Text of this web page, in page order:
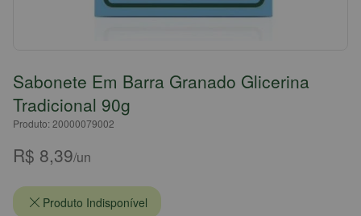
Sabonete Em Barra Granado Glicerina
Tradicional 90g
Produto: 20000079002
R$ 8,39/un
Produto Indisponível